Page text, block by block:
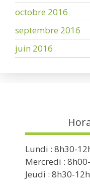
octobre 2016
septembre 2016
juin 2016
Lundi : 8h30-
Mercredi :
Jeudi : 8h30-